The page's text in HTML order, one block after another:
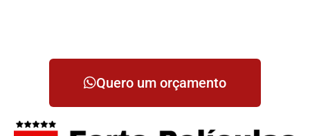
Quero um orçamento